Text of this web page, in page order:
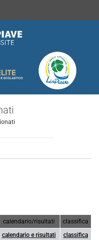
calendario/risultati
classifica
calendario e risultati classifica